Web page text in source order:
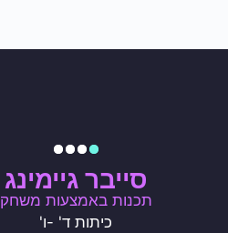
סייבר גיימינג
תכנות באמצעות משחק
כיתות ד' -ו'